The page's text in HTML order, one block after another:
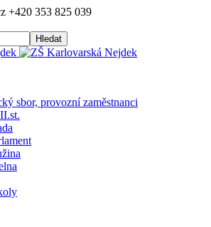
+420 353 825 039
Hledat
sbor, provozní zaměstnanci